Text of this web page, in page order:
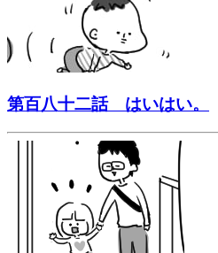
第百八十二話 はいはい。